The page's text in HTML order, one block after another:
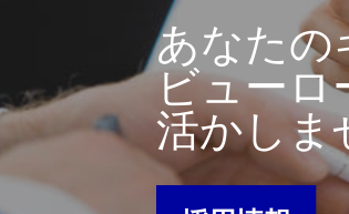
あなたの
ビューロ
活かしま